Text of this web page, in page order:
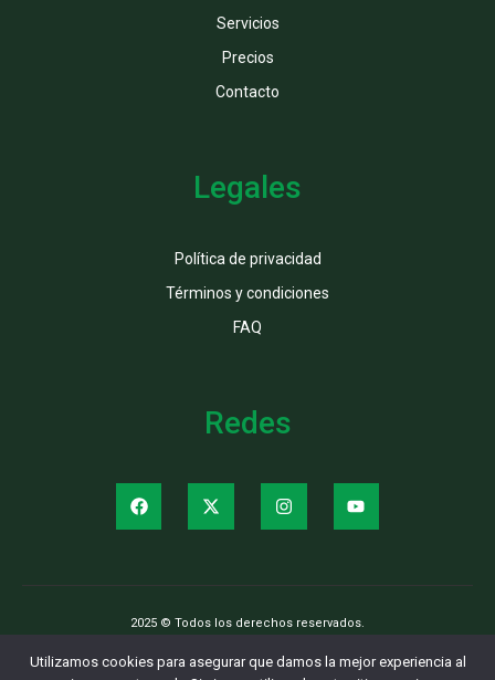
Servicios
Precios
Contacto
Legales
Política de privacidad
Términos y condiciones
FAQ
Redes
2025 © Todos los derechos reservados.
Utilizamos cookies para asegurar que damos la mejor experiencia al